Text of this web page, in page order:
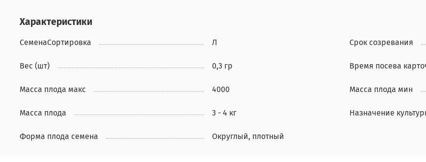
Характеристики
СеменаСортировка Л Срок созревания
Вес (шт) 0,3 гр Время посева
Масса плода макс 4000 Масса плода мин
Масса плода 3 - 4 кг Назначение
Форма плода семена Округлый, плотный